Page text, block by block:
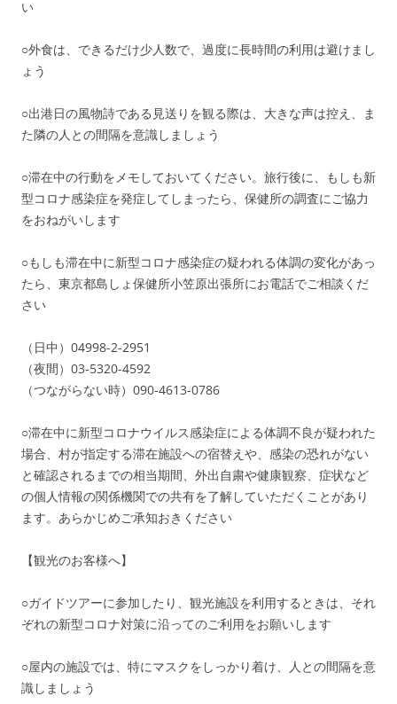
い
○外食は、できるだけ少人数で、過度に長時間の利用は避けまし
ょう
○出港日の風物詩である見送りを観る際は、大きな声は控え、ま
た隣の人との間隔を意識しましょう
○滞在中の行動をメモしておいてください。旅行後に、もしも新
型コロナ感染症を発症してしまったら、保健所の調査にご協力
をおねがいします
○もしも滞在中に新型コロナ感染症の疑われる体調の変化があっ
たら、東京都島しょ保健所小笠原出張所にお電話でご相談くだ
さい
（日中）04998-2-2951
（夜間）03-5320-4592
（つながらない時）090-4613-0786
○滞在中に新型コロナウイルス感染症による体調不良が疑われた
場合、村が指定する滞在施設への宿替えや、感染の恐れがない
と確認されるまでの相当期間、外出自粛や健康観察、症状など
の個人情報の関係機関での共有を了解していただくことがあり
ます。あらかじめご承知おきください
【観光のお客様へ】
○ガイドツアーに参加したり、観光施設を利用するときは、それ
ぞれの新型コロナ対策に沿ってのご利用をお願いします
○屋内の施設では、特にマスクをしっかり着け、人との間隔を意
識しましょう